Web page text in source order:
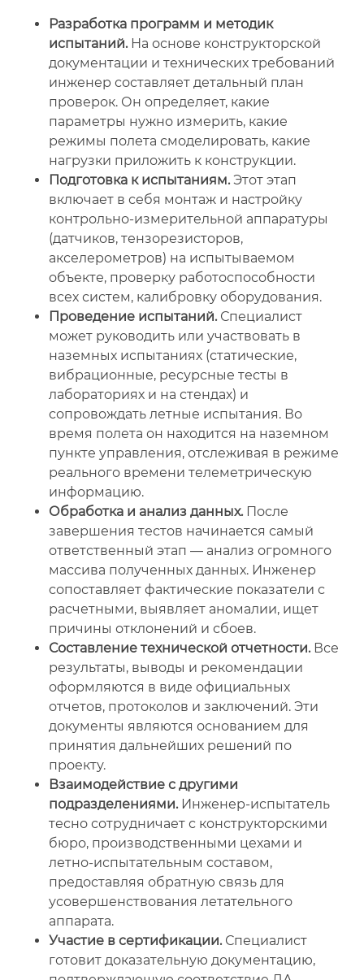
Разработка программ и методик
испытаний.На основе конструкторской
документации и технических требований
инженер составляет детальный план
проверок. Он определяет, какие
параметры нужно измерить, какие
режимы полета смоделировать, какие
нагрузки приложить к конструкции.
Подготовка к испытаниям.Этот этап
включает в себя монтаж и настройку
контрольно-измерительной аппаратуры
(датчиков, тензорезисторов,
акселерометров) на испытываемом
объекте, проверку работоспособности
всех систем, калибровку оборудования.
Проведение испытаний.Специалист
может руководить или участвовать в
наземных испытаниях (статические,
вибрационные, ресурсные тесты в
лабораториях и на стендах) и
сопровождать летные испытания. Во
время полета он находится на наземном
пункте управления, отслеживая в режиме
реального времени телеметрическую
информацию.
Обработка и анализ данных.После
завершения тестов начинается самый
ответственный этап — анализ огромного
массива полученных данных. Инженер
сопоставляет фактические показатели с
расчетными, выявляет аномалии, ищет
причины отклонений и сбоев.
Составление технической отчетности.Все
результаты, выводы и рекомендации
оформляются в виде официальных
отчетов, протоколов и заключений. Эти
документы являются основанием для
принятия дальнейших решений по
проекту.
Взаимодействие с другими
подразделениями.Инженер-испытатель
тесно сотрудничает с конструкторскими
бюро, производственными цехами и
летно-испытательным составом,
предоставляя обратную связь для
усовершенствования летательного
аппарата.
Участие в сертификации.Специалист
готовит доказательную документацию,